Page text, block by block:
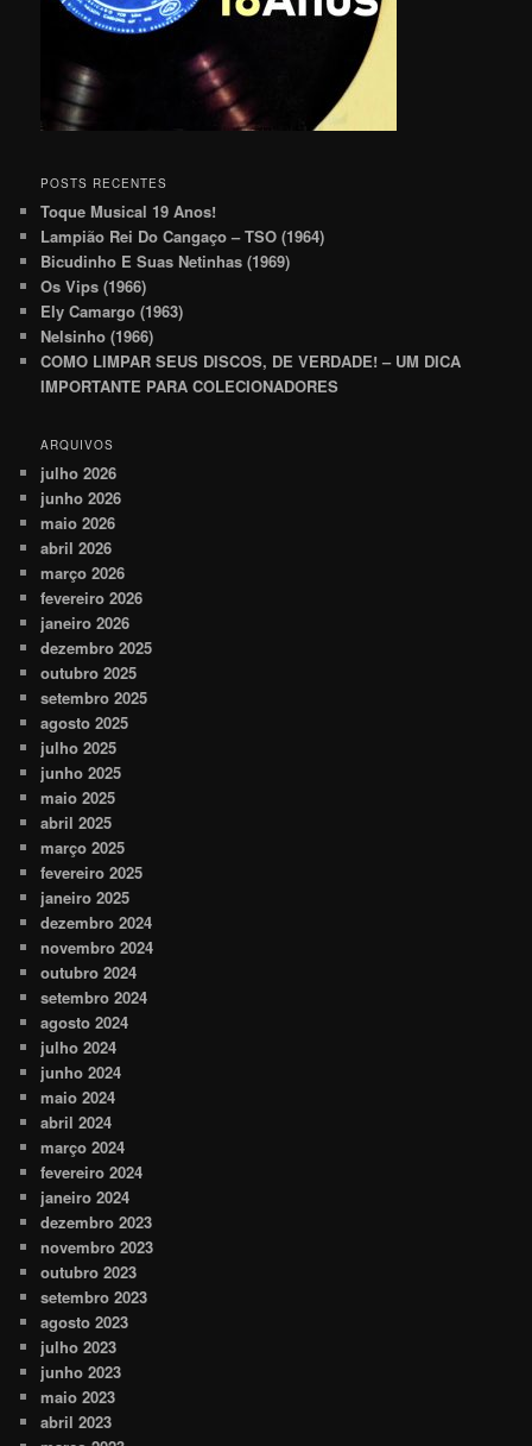
POSTS RECENTES
Toque Musical 19 Anos!
Lampião Rei Do Cangaço – TSO (1964)
Bicudinho E Suas Netinhas (1969)
Os Vips (1966)
Ely Camargo (1963)
Nelsinho (1966)
COMO LIMPAR SEUS DISCOS, DE VERDADE! – UM DICA
IMPORTANTE PARA COLECIONADORES
ARQUIVOS
julho 2026
junho 2026
maio 2026
abril 2026
março 2026
fevereiro 2026
janeiro 2026
dezembro 2025
outubro 2025
setembro 2025
agosto 2025
julho 2025
junho 2025
maio 2025
abril 2025
março 2025
fevereiro 2025
janeiro 2025
dezembro 2024
novembro 2024
outubro 2024
setembro 2024
agosto 2024
julho 2024
junho 2024
maio 2024
abril 2024
março 2024
fevereiro 2024
janeiro 2024
dezembro 2023
novembro 2023
outubro 2023
setembro 2023
agosto 2023
julho 2023
junho 2023
maio 2023
abril 2023